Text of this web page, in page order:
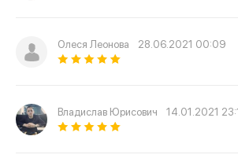
Олеся Леонова 28.06.2021 00:09
Владислав Юрисович 14.01.2021